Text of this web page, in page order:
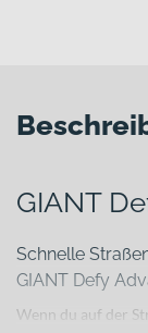
GIANT
Schnelle
GIANT Defy
Wenn du auf der